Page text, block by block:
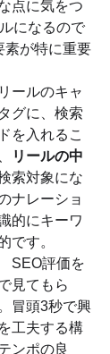
点に気をつ
になるので
素が特に重要
ールのキャ
グに、検索
を入れるこ
リールの中
索対象にな
ナレーショ
的にキーワ
です。
評価を
見てもら
冒頭3秒で興
工夫する構
ンポの良